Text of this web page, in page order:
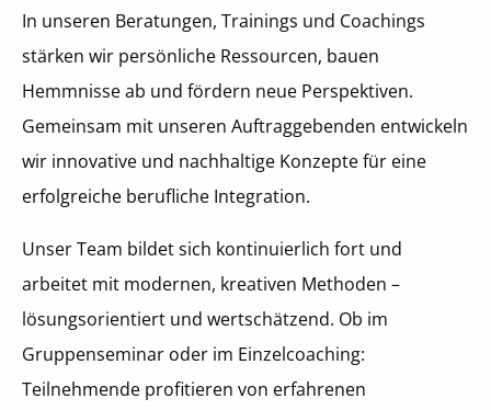
In unseren Beratungen, Trainings und Coachings
stärken wir persönliche Ressourcen, bauen
Hemmnisse ab und fördern neue Perspektiven.
Gemeinsam mit unseren Auftraggebenden entwickeln
wir innovative und nachhaltige Konzepte für eine
erfolgreiche berufliche Integration.
Unser Team bildet sich kontinuierlich fort und
arbeitet mit modernen, kreativen Methoden –
lösungsorientiert und wertschätzend. Ob im
Gruppenseminar oder im Einzelcoaching:
Teilnehmende profitieren von erfahrenen